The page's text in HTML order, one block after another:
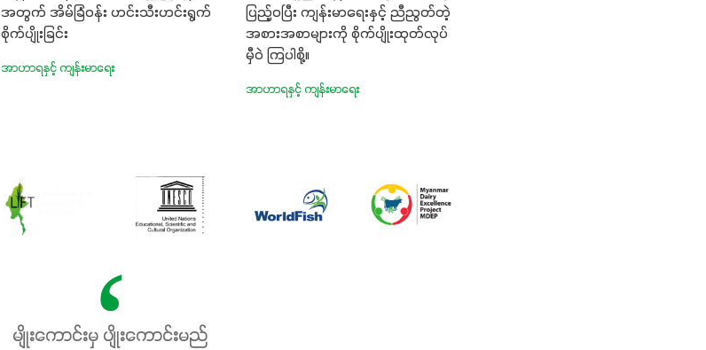
အတွက် အိမ်ခြံဝန်း ဟင်းသီးဟင်းရွက်
စိုက်ပျိုးခြင်း
အာဟာရနှင့် ကျန်းမာရေး
ပြည့်ဝပြီး ကျန်းမာရေးနှင့် ညီညွတ်တဲ့
အစားအစာများကို စိုက်ပျိုးထုတ်လုပ်
မှီဝဲ ကြပါစို့။
အာဟာရနှင့် ကျန်းမာရေး
မျိုးကောင်းမှ ပျိုးကောင်းမည်